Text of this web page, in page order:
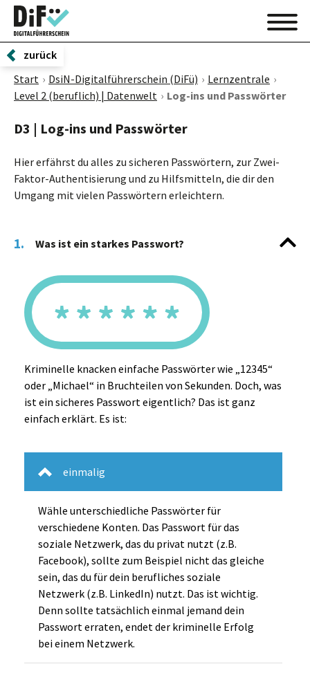
zurück
Start
DsiN-Digitalführerschein (DiFü)
Lernzentrale
Level 2 (beruflich) | Datenwelt
Log-ins und Passwörter
D3 | Log-ins und Passwörter
Hier erfährst du alles zu sicheren Passwörtern, zur Zwei-
Faktor-Authentisierung und zu Hilfsmitteln, die dir den
Umgang mit vielen Passwörtern erleichtern.
1. Was ist ein starkes Passwort?
Kriminelle knacken einfache Passwörter wie „12345“
oder „Michael“ in Bruchteilen von Sekunden. Doch, was
ist ein sicheres Passwort eigentlich? Das ist ganz
einfach erklärt. Es ist:
einmalig
Wähle unterschiedliche Passwörter für
verschiedene Konten. Das Passwort für das
soziale Netzwerk, das du privat nutzt (z.B.
Facebook), sollte zum Beispiel nicht das gleiche
sein, das du für dein berufliches soziale
Netzwerk (z.B. LinkedIn) nutzt. Das ist wichtig.
Denn sollte tatsächlich einmal jemand dein
Passwort erraten, endet der kriminelle Erfolg
bei einem Netzwerk.